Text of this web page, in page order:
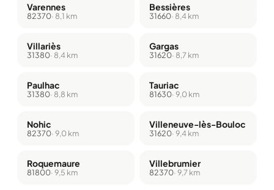
Varennes
82370· 8,1 km
Bessières
31660· 8,4 km
Villariès
31380· 8,4 km
Gargas
31620· 8,7 km
Paulhac
31380· 8,8 km
Tauriac
81630· 9,0 km
Nohic
82370· 9,0 km
Villeneuve-lès-Bouloc
31620· 9,4 km
Roquemaure
81800· 9,5 km
Villebrumier
82370· 9,7 km